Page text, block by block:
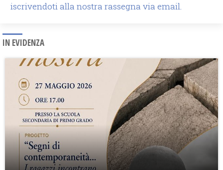
iscrivendoti alla nostra rassegna via email.
IN EVIDENZA